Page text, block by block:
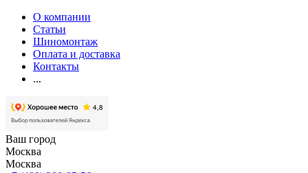
О компании
Статьи
Шиномонтаж
Оплата и доставка
Контакты
...
Ваш город
Москва
Москва